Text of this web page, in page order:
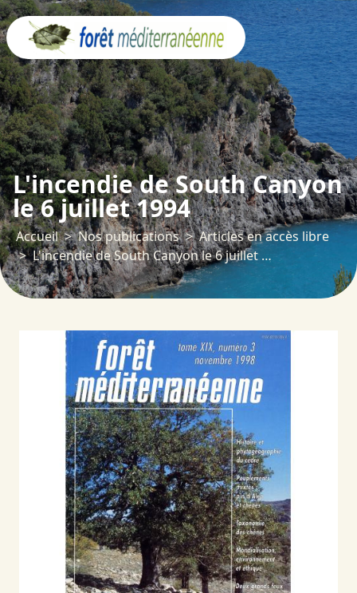
L'incendie de South Canyon
le 6 juillet 1994
Accueil Nos publications
Articles en accès libre
L'incendie de South Canyon le 6 juillet 1994
Panneau de gestion des cookies